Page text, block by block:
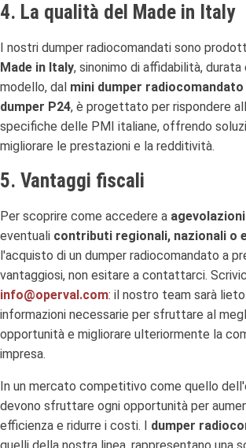
4. La qualità del Made in Italy
I nostri dumper radiocomandati sono
Made in Italy, sinonimo di affidabilità, durata
modello, dal mini dumper radiocomandato
dumper P24, è progettato per rispondere
specifiche delle PMI italiane, offrendo
migliorare le prestazioni e la redditività.
5. Vantaggi fiscali
Per scoprire come accedere a
eventuali contributi regionali, nazionali o
l'acquisto di un dumper radiocomandato a
vantaggiosi, non esitare a contattarci.
info@operval.com: il nostro team sarà
informazioni necessarie per sfruttare al
opportunità e migliorare ulteriormente la
impresa.
In un mercato competitivo come quello
devono sfruttare ogni opportunità per
efficienza e ridurre i costi. I dumper